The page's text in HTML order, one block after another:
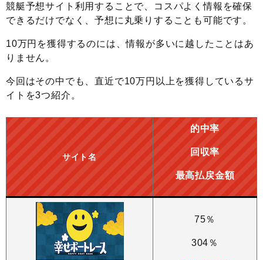
競艇予想サイト利用することで、コスパよく情報を確保
できるだけでなく、予想に丸乗りすることも可能です。
10万円を獲得するのには、情報が多いに越したことはあ
りません。
今回はその中でも、直近で10万円以上を獲得しているサ
イトを3つ紹介。
サイト名
的中率
回収率
最高払戻金額
75％
304％